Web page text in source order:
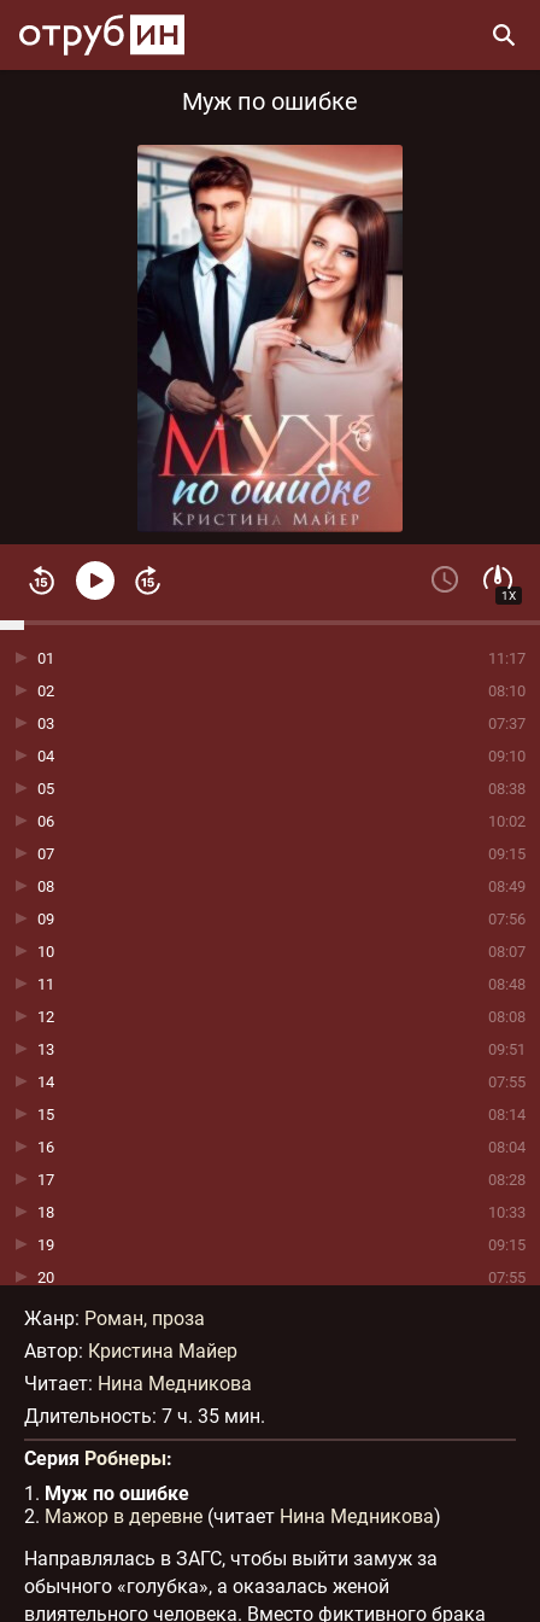
Муж по ошибке
1X
11:17
01
08:10
02
07:37
03
09:10
04
08:38
05
10:02
06
09:15
07
08:49
08
07:56
09
08:07
10
08:48
11
08:08
12
09:51
13
07:55
14
08:14
15
08:04
16
08:28
17
10:33
18
09:15
19
07:55
20
21
22
23
24
07:41
25
26
27
29
Жанр: Роман, проза
Автор: Кристина Майер
Читает: Нина Медникова
Длительность: 7 ч. 35 мин.
Серия Робнеры:
1. Муж по ошибке
2. Мажор в деревне (читает Нина Медникова)
Направлялась в ЗАГС, чтобы выйти замуж за
обычного «голубка», а оказалась женой
влиятельного человека. Вместо фиктивного брака